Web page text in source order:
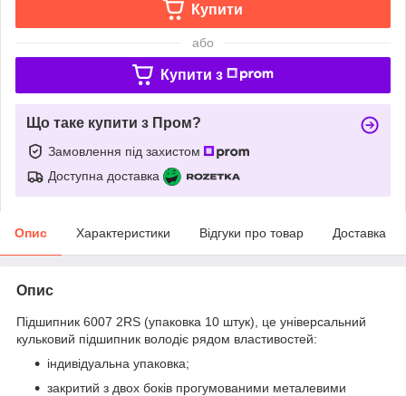
Купити
або
Купити з
Що таке купити з Пром?
Замовлення під захистом
Доступна доставка
Опис Характеристики Відгуки про товар Доставка
Опис
Підшипник 6007 2RS (упаковка 10 штук), це універсальний
кульковий підшипник володіє рядом властивостей:
індивідуальна упаковка;
закритий з двох боків прогумованими металевими